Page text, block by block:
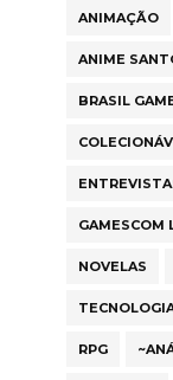
ANIMAÇÃO
ANIME
BRASIL
GAMESCOM
NOVELAS
RPG